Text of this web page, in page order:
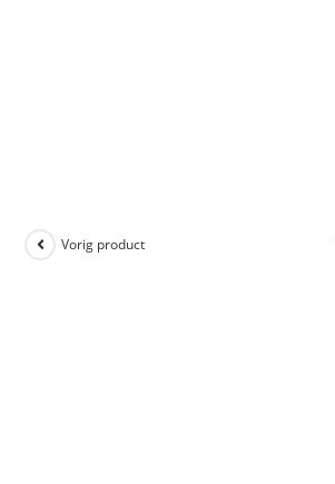
Vorig product